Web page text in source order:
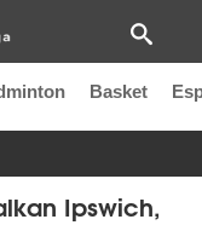
Basket
Liga Perancis
Ipswich,